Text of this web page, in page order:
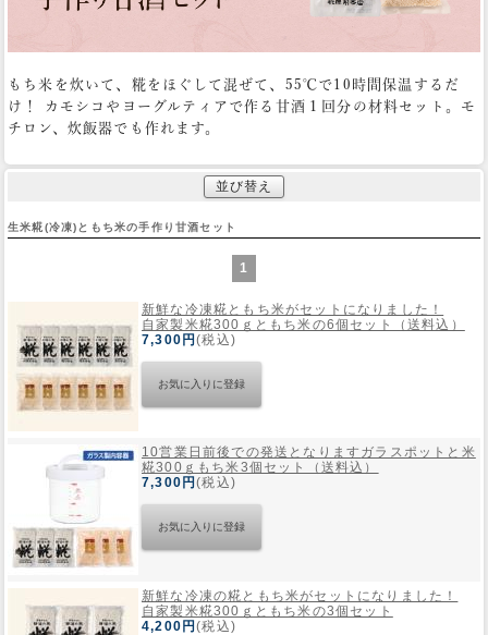
もち米を炊いて、糀をほぐして混ぜて、55℃で10時間保温するだ
け！
カモシコやヨーグルティアで作る甘酒１回分の材料セット。モ
チロン、炊飯器でも作れます。
並び替え
生米糀(冷凍)ともち米の手作り甘酒セット
1
新鮮な冷凍糀ともち米がセットになりました！
自家製米糀300ｇともち米の6個セット（送料込）
7,300円(税込)
10営業日前後での発送となります ガラスポットと米
糀300ｇもち米3個セット（送料込）
7,300円(税込)
新鮮な冷凍の糀ともち米がセットになりました！
自家製米糀300ｇともち米の3個セット
4,200円(税込)